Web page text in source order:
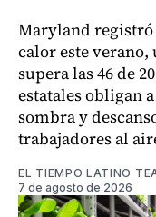
Maryland
calor este
supera las 46 de
estatales obligan
sombra y
trabajadores al
EL TIEMPO LATINO
7 de agosto de 2026